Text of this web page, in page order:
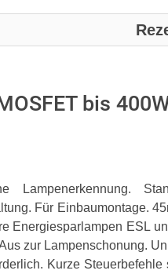
bis
Lampenerkennung.
Für Einbaumontage.
Energiesparlampen ESL
zur Lampenschonung.
Kurze